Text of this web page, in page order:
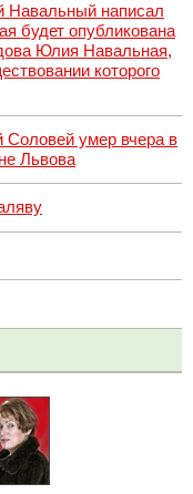
Навальный написал
будет опубликована
Юлия Навальная,
которого
Соловей умер вчера в
Львова